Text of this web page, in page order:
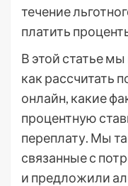
течение
платить
В этой статье
как рассчитать
онлайн, какие
процентную
переплату. Мы
связанные с
и предложили